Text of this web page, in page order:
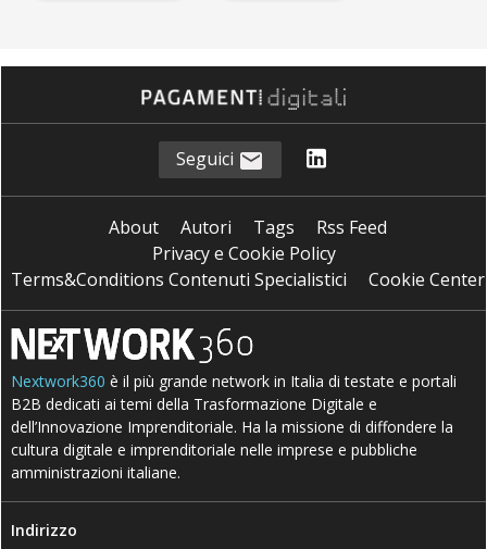
Seguici
About Autori Tags
Rss Feed
Privacy e Cookie Policy
Terms&Conditions Contenuti Specialistici
Cookie Center
Nextwork360 è il più grande network in Italia di testate e portali
B2B dedicati ai temi della Trasformazione Digitale e
dell’Innovazione Imprenditoriale. Ha la missione di diffondere la
cultura digitale e imprenditoriale nelle imprese e pubbliche
amministrazioni italiane.
Indirizzo